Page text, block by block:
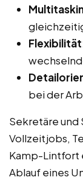
bei der
Sekretäre und
Vollzeitjobs,
Kamp-Lintfort
Ablauf eines